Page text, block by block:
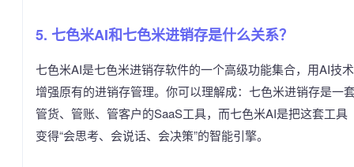
5. 七色米AI和七色米进销存是什么关系？
七色米AI是七色米进销存软件的一个高级功能集合，用AI技术
增强原有的进销存管理。你可以理解成：七色米进销存是一
管货、管账、管客户的SaaS工具，而七色米AI是把这套工具
变得“会思考、会说话、会决策”的智能引擎。